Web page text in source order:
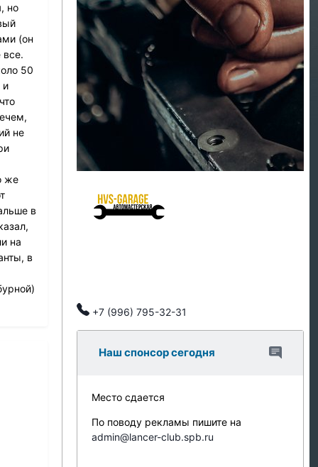
но
(он
50
и
не
же
в
на
в
+7 (996) 795-32-31
Наш спонсор сегодня
Место сдается
По поводу рекламы пишите на
admin@lancer-club.spb.ru